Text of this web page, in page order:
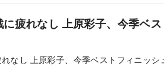
疲れなし 上原彩子、今季ベ
なし 上原彩子、今季ベストフィニッシ